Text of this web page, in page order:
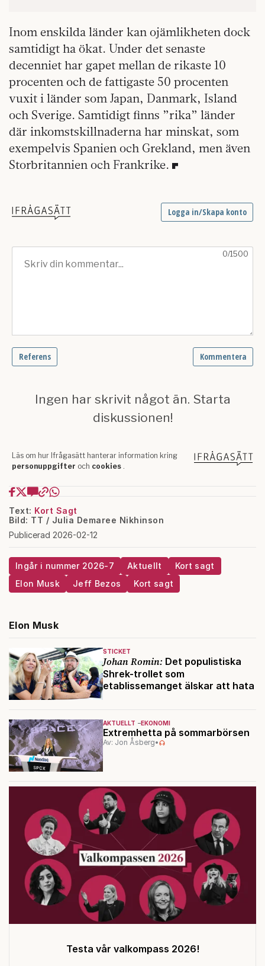
Inom enskilda länder kan ojämlikheten dock
samtidigt ha ökat. Under det senaste
decenniet har gapet mellan de rikaste 10
procenten och de fattigaste 50 procenten
vuxit i länder som Japan, Danmark, Island
och Sverige. Samtidigt finns ”rika” länder
där inkomstskillnaderna har minskat, som
exempelvis Spanien och Grekland, men även
Storbritannien och Frankrike.
Text: Kort Sagt
Bild: TT / Julia Demaree Nikhinson
Publicerad 2026-02-12
Ingår i nummer 2026-7 Aktuellt
Kort sagt
Elon Musk
Jeff Bezos Kort sagt
Elon Musk
STICKET
Johan Romin: Det populistiska
Shrek-trollet som
etablissemanget älskar att hata
AKTUELLT EKONOMI
Extremhetta på sommarbörsen
Av: Jon Åsberg•
Testa vår valkompass 2026!